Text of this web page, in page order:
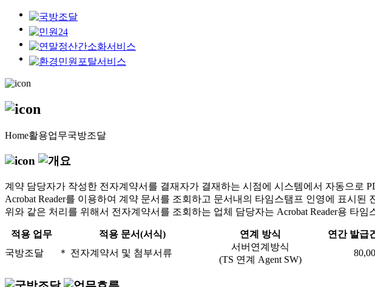
Home활용업무국방조달
계약 담당자가 작성한 전자계약서를 결재자가 결재하는 시점에 시스템에서 자동으로
Acrobat Reader를 이용하여 계약 문서를 조회하고 문서내의 타임스탬프 인영에 표시
위와 같은 처리를 위해서 전자계약서를 조회하는 업체 담당자는 Acrobat Reader용 타
적용 업무 적용 문서(서식) 연계 방식
연간 발급
국방조달
＊ 전자계약서 및 첨부서류
서버연계방식
(TS 연계 Agent SW)